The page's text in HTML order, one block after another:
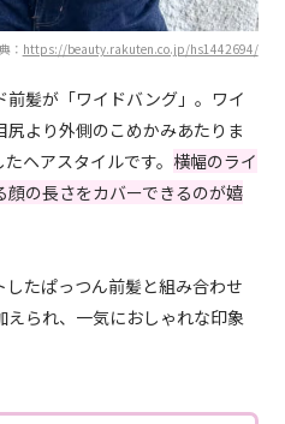
： https://beauty.rakuten.co.jp/hs1442694/
髪が「ワイドバング」。ワイ
尻より外側のこめかみあたりま
ヘアスタイルです。横幅のライ
の長さをカバーできるのが嬉
たぱっつん前髪と組み合わせ
られ、一気におしゃれな印象